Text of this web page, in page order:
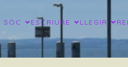
SÓC ESCRIURE LLEGIR